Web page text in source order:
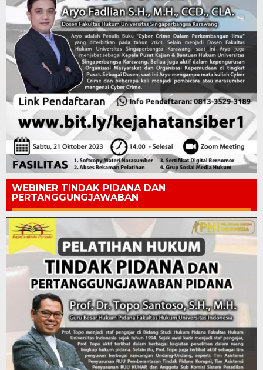
WEBINER TINDAK PIDANA DAN
PERTANGGUNGJAWABAN